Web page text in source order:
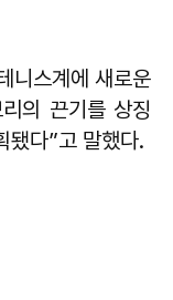
니스계에 새로운
의 끈기를 상징
됐다”고 말했다.